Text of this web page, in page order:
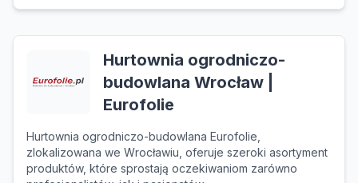
Hurtownia ogrodniczo-
budowlana Wrocław |
Eurofolie
Hurtownia ogrodniczo-budowlana Eurofolie,
zlokalizowana we Wrocławiu, oferuje szeroki asortyment
produktów, które sprostają oczekiwaniom zarówno